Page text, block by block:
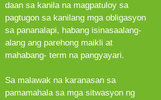
daan sa kanila na magpatuloy sa
pagtugon sa kanilang mga obligasyon
sa pananalapi, habang isinasaalang-
alang ang parehong maikli at
mahabang- term na pangyayari.
Sa malawak na karanasan sa
pamamahala sa mga sitwasyon ng